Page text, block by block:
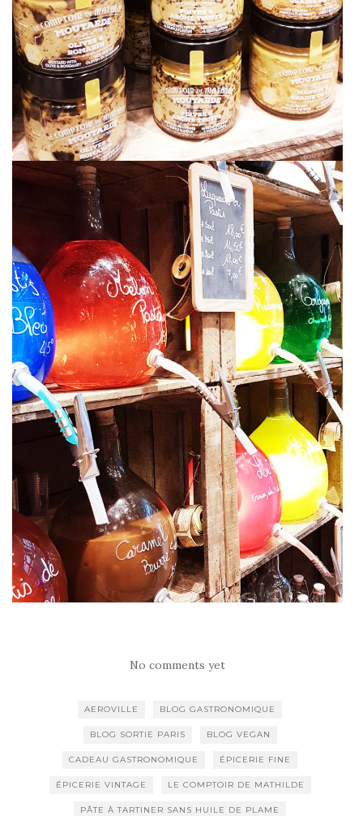
No comments yet
AEROVILLE BLOG GASTRONOMIQUE
BLOG SORTIE PARIS BLOG VEGAN
CADEAU GASTRONOMIQUE ÉPICERIE FINE
ÉPICERIE VINTAGE LE COMPTOIR DE MATHILDE
PÂTE À TARTINER SANS HUILE DE PLAME